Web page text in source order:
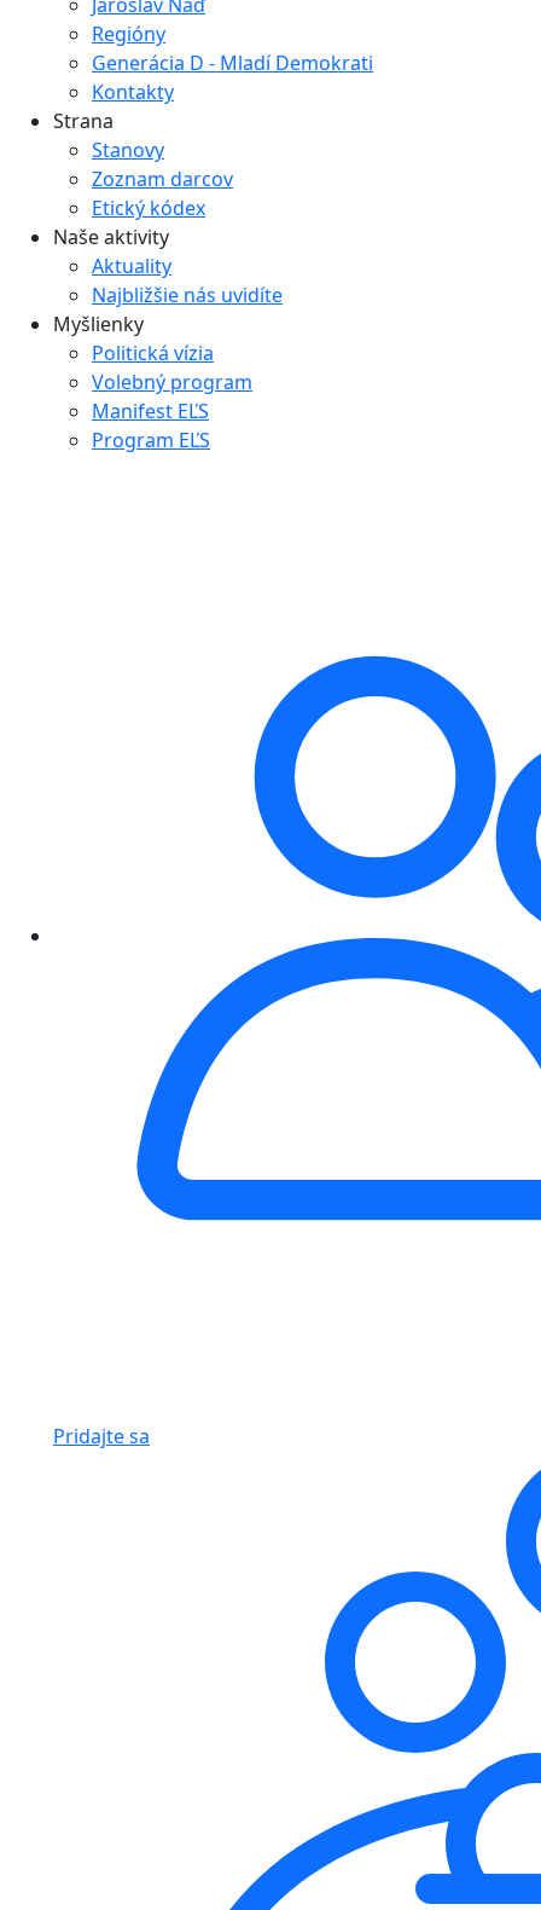
Regióny
Generácia D - Mladí Demokrati
Kontakty
Strana
Stanovy
Zoznam darcov
Etický kódex
Naše aktivity
Aktuality
Najbližšie nás uvidíte
Myšlienky
Politická vízia
Volebný program
Manifest EĽS
Program EĽS
Pridajte sa